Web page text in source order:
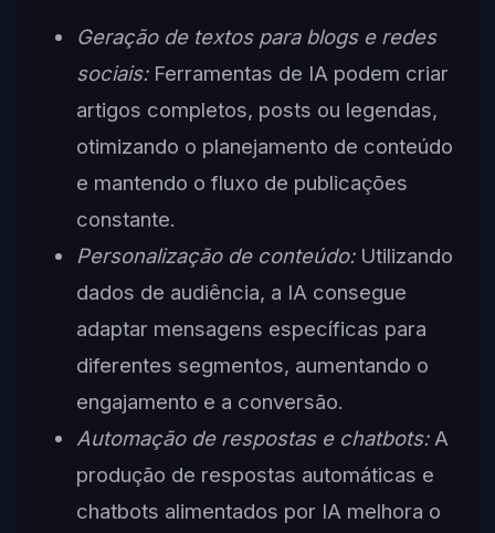
Geração de textos para blogs e redes
sociais:Ferramentas de IA podem criar
artigos completos, posts ou legendas,
otimizando o planejamento de conteúdo
e mantendo o fluxo de publicações
constante.
Personalização de conteúdo:Utilizando
dados de audiência, a IA consegue
adaptar mensagens específicas para
diferentes segmentos, aumentando o
engajamento e a conversão.
Automação de respostas e chatbots:A
produção de respostas automáticas e
chatbots alimentados por IA melhora o